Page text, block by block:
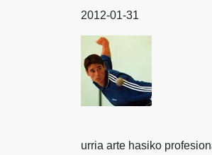
2012-01-31
urria arte hasiko